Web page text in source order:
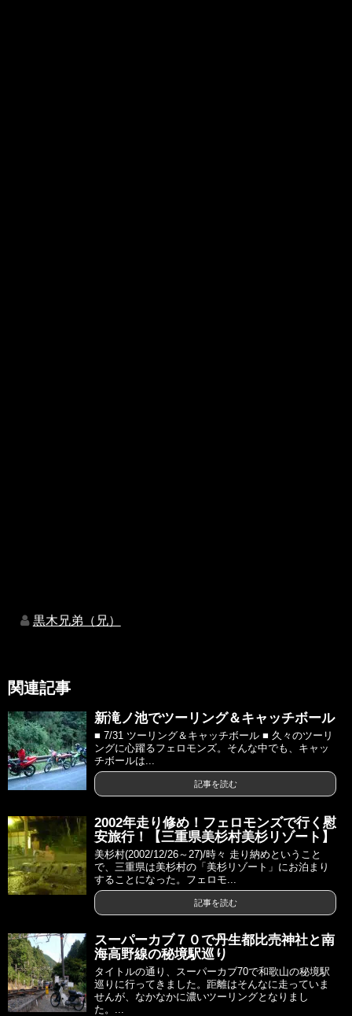
黒木兄弟（兄）
関連記事
新滝ノ池でツーリング＆キャッチボール
■ 7/31 ツーリング＆キャッチボール ■ 久々のツーリ
ングに心躍るフェロモンズ。そんな中でも、キャッ
チボールは...
記事を読む
2002年走り修め！フェロモンズで行く慰
安旅行！【三重県美杉村美杉リゾート】
美杉村(2002/12/26～27)/時々 走り納めということ
で、三重県は美杉村の「美杉リゾート」にお泊まり
することになった。フェロモ...
記事を読む
スーパーカブ７０で丹生都比売神社と南
海高野線の秘境駅巡り
タイトルの通り、スーパーカブ70で和歌山の秘境駅
巡りに行ってきました。距離はそんなに走っていま
せんが、なかなかに濃いツーリングとなりまし
た。...